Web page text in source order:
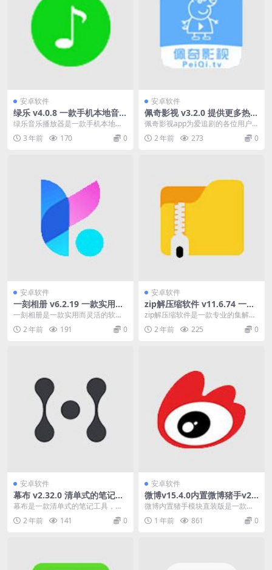
安卓软件
绿乐 v4.0.8 一款手机本地音乐
播放工具
绿乐音乐播放器是一款手机本地音
乐播放工具，支持全屏歌词、桌面
歌词、二行歌词，还有...
3 年前 170 0
安卓软件
佩奇影视 v3.2.0 提供更多热门
和最新的影视资源免费版
佩奇影视app为爱追剧的各位用户
提供更多热门和最新的影视资源，
在线视频的播放很流...
2 年前 273 0
安卓软件
一刻相册 v6.2.19 一款实用而
灵活的软件
一刻相册是一款实用而灵活的软
件，为用户提供了制作电影级质
感、卡点视频和创意照片的...
2 年前 191 0
安卓软件
zip解压缩软件 v11.6.74 一款
专业的集解压缩/压缩和文件管
理于一身的工具
zip解压缩软件是一款专业的集解压
缩/压缩和文件管理于一身的工具。
可以一键解压z...
2 年前 225 0
安卓软件
幕布 v2.32.0 清单式的笔记工
具，去广告解锁会员版
幕布是一款清单式的笔记工具，用
更高效的方式和清晰的结构来记录
笔记、管理任务、制定...
2 年前 141 0
安卓软件
微博v15.4.0内置微博猪手v2.
3.4-314模块
微博内置猪手模块直装版是一款内
置了咸猪手模块的微博客户端，拥
有一些自定义功能，包...
1 年前 861 0